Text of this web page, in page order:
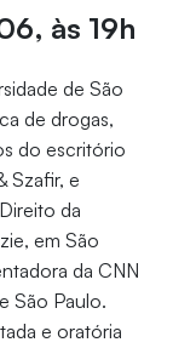
às 19h
de São
de drogas,
do escritório
Szafir, e
da
em São
da CNN
São Paulo.
e oratória